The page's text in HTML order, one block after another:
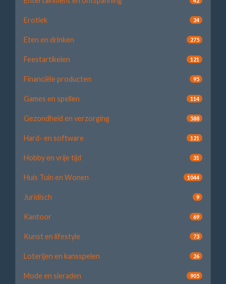
Erotiek 24
Eten en drinken 275
Feestartikelen 121
Financiële producten 95
Games en spellen 114
Gezondheid en verzorging 588
Hard- en software 121
Hobby en vrije tijd 31
Huis Tuin en Wonen 1044
Juridisch 9
Kantoor 69
Kunst en lifestyle 73
Loterijen en kansspelen 26
Mode en sieraden 905